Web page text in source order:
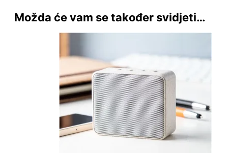
Možda će vam se također svidjeti…